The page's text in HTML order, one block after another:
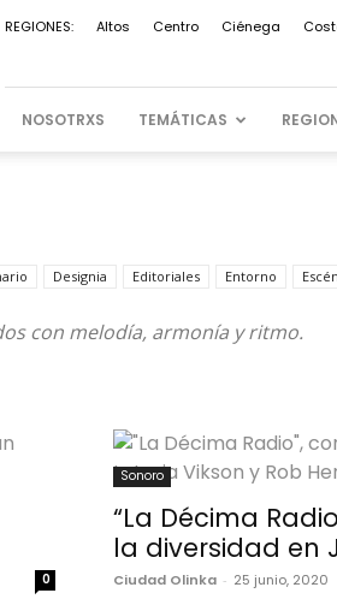
REGIONES: Altos Centro Ciénega
NOSOTRXS TEMÁTICAS
Designia Editoriales Entorno
con melodía, armonía y ritmo.
0
Sonoro
“La Décima
la diversidad en
Ciudad Olinka - 25 junio, 2020